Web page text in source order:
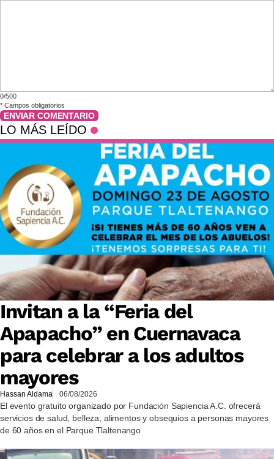
0/500
* Campos obligatorios
ENVIAR COMENTARIO
LO MÁS LEÍDO
Invitan a la “Feria del
Apapacho” en Cuernavaca
para celebrar a los adultos
mayores
Hassan Aldama 06/08/2026
El evento gratuito organizado por Fundación Sapiencia A.C. ofrecerá
servicios de salud, belleza, alimentos y obsequios a personas mayores
de 60 años en el Parque Tlaltenango